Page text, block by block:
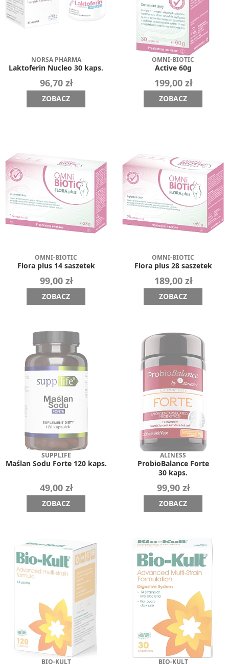
NORSA PHARMA
Laktoferin Nucleo 30 kaps.
96,70 zł
ZOBACZ
OMNI-BIOTIC
Active 60g
199,00 zł
ZOBACZ
OMNI-BIOTIC
Flora plus 14 saszetek
99,00 zł
ZOBACZ
OMNI-BIOTIC
Flora plus 28 saszetek
189,00 zł
ZOBACZ
SUPPLIFE
Maślan Sodu Forte 120 kaps.
49,00 zł
ZOBACZ
ALINESS
ProbioBalance Forte
30 kaps.
99,90 zł
ZOBACZ
BIO-KULT BIO-KULT